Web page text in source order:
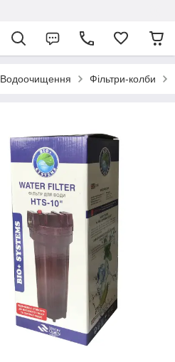
Водоочищення Фільтри-колби